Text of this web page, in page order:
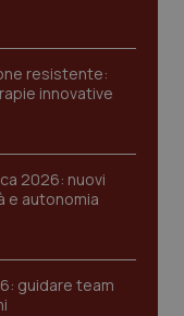
resistente:
innovative
2026: nuovi
e autonomia
guidare team
di
cookie.